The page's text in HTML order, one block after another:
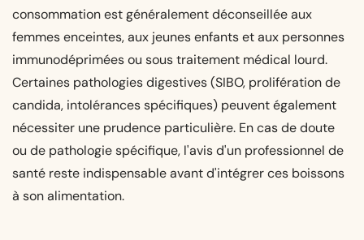
consommation est généralement déconseillée aux
femmes enceintes, aux jeunes enfants et aux personnes
immunodéprimées ou sous traitement médical lourd.
Certaines pathologies digestives (SIBO, prolifération de
candida, intolérances spécifiques) peuvent également
nécessiter une prudence particulière. En cas de doute
ou de pathologie spécifique, l'avis d'un professionnel de
santé reste indispensable avant d'intégrer ces boissons
à son alimentation.